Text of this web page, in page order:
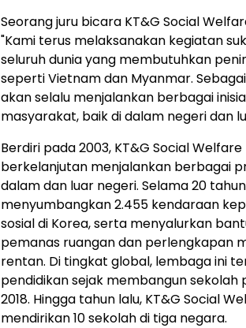
Seorang juru bicara KT&G Social
"Kami terus melaksanakan kegiatan
seluruh dunia yang membutuhkan
seperti Vietnam dan Myanmar.
akan selalu menjalankan berbagai
masyarakat, baik di dalam negeri dan
Berdiri pada 2003, KT&G Social
berkelanjutan menjalankan berbagai
dalam dan luar negeri. Selama 20
menyumbangkan 2.455 kendaraan
sosial di Korea, serta menyalurkan
pemanas ruangan dan perlengkapan
rentan. Di tingkat global, lembaga ini
pendidikan sejak membangun
2018. Hingga tahun lalu, KT&G Social
mendirikan 10 sekolah di tiga negara.